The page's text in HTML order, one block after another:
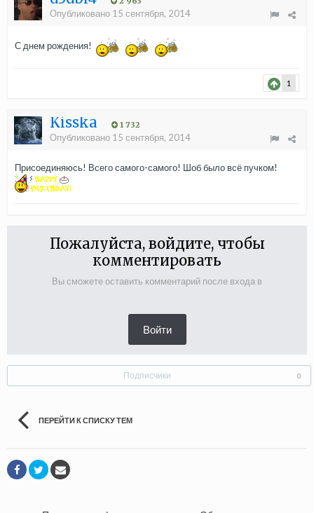
Опубликовано 15 сентября, 2014
С днем рождения!
1
Kisska 1 732
Опубликовано 15 сентября, 2014
Присоединяюсь! Всего самого-самого! Шоб было всё пучком!
Пожалуйста, войдите, чтобы
комментировать
Вы сможете оставить комментарий после входа в
Войти
Подписчики 0
ПЕРЕЙТИ К СПИСКУ ТЕМ